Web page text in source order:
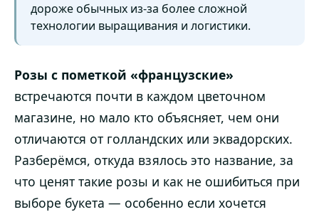
дороже обычных из-за более сложной
технологии выращивания и логистики.
Розы с пометкой «французские»
встречаются почти в каждом цветочном
магазине, но мало кто объясняет, чем они
отличаются от голландских или эквадорских.
Разберёмся, откуда взялось это название, за
что ценят такие розы и как не ошибиться при
выборе букета — особенно если хочется